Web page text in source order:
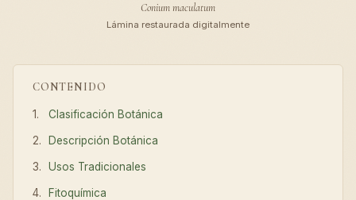
CONTENIDO
Clasificación Botánica
Descripción Botánica
Usos Tradicionales
Fitoquímica
Conium maculatum
Lámina restaurada digitalmente